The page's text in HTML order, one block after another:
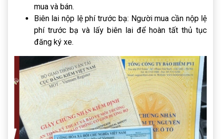
mua và bán.
Biên lai nộp lệ phí trước bạ: Người mua cần nộp lệ
phí trước bạ và lấy biên lai để hoàn tất thủ tục
đăng ký xe.